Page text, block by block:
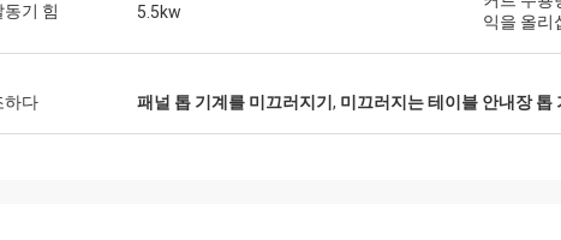
동기 힘 5.5kw
익을 올리
하다 패널 톱 기계를 미끄러지기 , 미끄러지는 테이블 안내장 톱